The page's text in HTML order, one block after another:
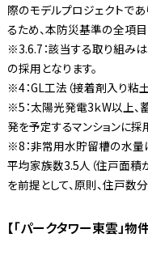
際のモデルプロジェクトで
るため、本防災基準の全項
※3.6.7：該当する取り組みは
の採用となります。
※4：GL工法（接着剤入り粘
※5：太陽光発電3ｋW以上
発を予定するマンションに採
※8：非常用水貯留槽の水量
平均家族数3.5人（住戸面積
を前提として、原則、住戸数
【「パークタワー東雲」物